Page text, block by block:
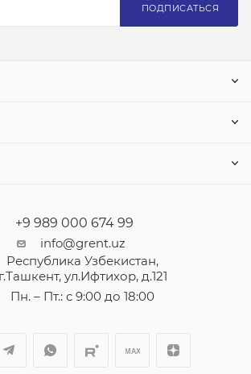
ПОДПИСАТЬСЯ
+9 989 000 674 99
info@grent.uz
Республика Узбекистан,
г.Ташкент, ул.Ифтихор, д.121
Пн. – Пт.: с 9:00 до 18:00